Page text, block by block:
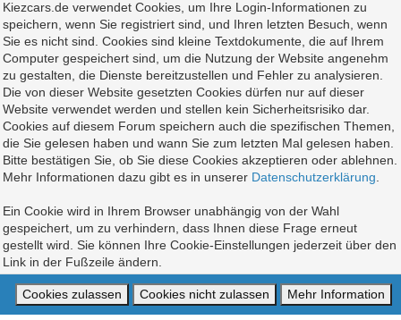
Kiezcars.de verwendet Cookies, um Ihre Login-Informationen zu
speichern, wenn Sie registriert sind, und Ihren letzten Besuch, wenn
Sie es nicht sind. Cookies sind kleine Textdokumente, die auf Ihrem
Computer gespeichert sind, um die Nutzung der Website angenehm
zu gestalten, die Dienste bereitzustellen und Fehler zu analysieren.
Die von dieser Website gesetzten Cookies dürfen nur auf dieser
Website verwendet werden und stellen kein Sicherheitsrisiko dar.
Cookies auf diesem Forum speichern auch die spezifischen Themen,
die Sie gelesen haben und wann Sie zum letzten Mal gelesen haben.
Bitte bestätigen Sie, ob Sie diese Cookies akzeptieren oder ablehnen.
Mehr Informationen dazu gibt es in unserer Datenschutzerklärung
Ein Cookie wird in Ihrem Browser unabhängig von der Wahl
gespeichert, um zu verhindern, dass Ihnen diese Frage erneut
gestellt wird. Sie können Ihre Cookie-Einstellungen jederzeit über den
Link in der Fußzeile ändern.